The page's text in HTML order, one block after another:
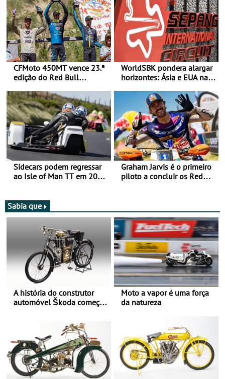
CFMoto 450MT vence 23.ª
edição do Red Bull
Categorias Adventure -
Vitória na Ultimate, Core e
Lite
WorldSBK pondera alargar
horizontes: Ásia e EUA na
Sidecars podem regressar
ao Isle of Man TT em 2027
Graham Jarvis é o primeiro
piloto a concluir os Red
Sabia que
A história do construtor
automóvel Škoda começou
Moto a vapor é uma força
da natureza